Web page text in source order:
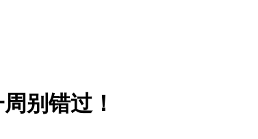
别错过！